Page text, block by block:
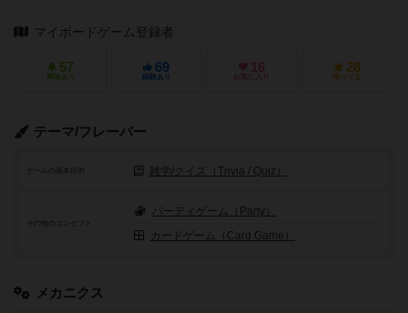
マイボードゲーム登録者
57
興味あり
69
経験あり
16
お気に入り
28
持ってる
テーマ/フレーバー
ゲームの基本目的 雑学/クイズ（Trivia / Quiz）
その他のコンセプト
パーティゲーム（Party）
カードゲーム（Card Game）
メカニクス